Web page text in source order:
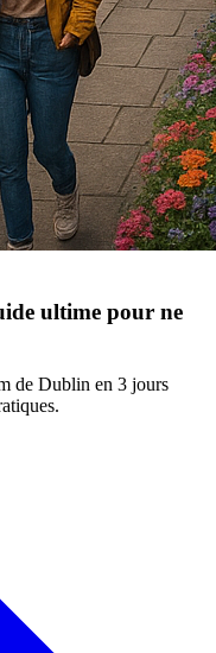
ultime pour ne
de Dublin en 3 jours